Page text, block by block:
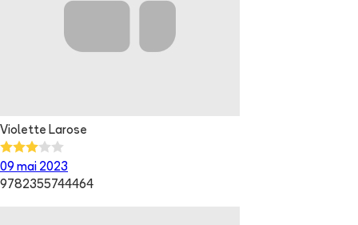
Violette Larose
09 mai 2023
9782355744464